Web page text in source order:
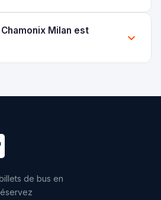
Milan est
de bus en